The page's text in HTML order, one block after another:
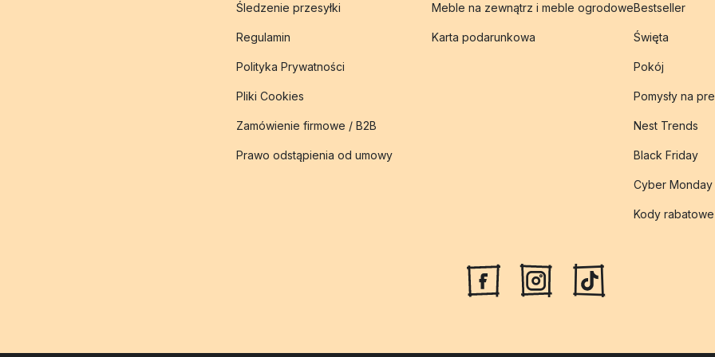
Śledzenie przesyłki
Regulamin
Polityka Prywatności
Pliki Cookies
Zamówienie firmowe / B2B
Prawo odstąpienia od umowy
Meble na zewnątrz i meble ogrodowe
Karta podarunkowa
Bestseller
Święta
Pokój
Pomysły na
Nest Trends
Black Friday
Cyber Monday
Kody rabatowe